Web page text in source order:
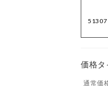
51307
価格タ
通常価